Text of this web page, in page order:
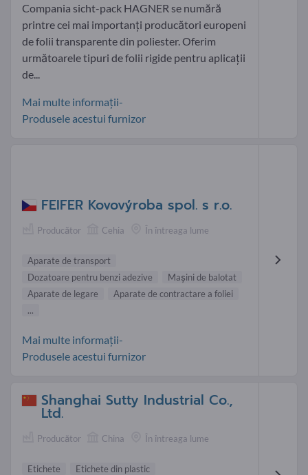
Compania sicht-pack HAGNER se numără
printre cei mai importanți producători europeni
de folii transparente din poliester. Oferim
următoarele tipuri de folii rigide pentru aplicații
de...
Mai multe informații-
Produsele acestui furnizor
FEIFER Kovovýroba spol. s r.o.
Producător Cehia În întreaga lume
Aparate de transport
Dozatoare pentru benzi adezive
Maşini de balotat
Aparate de legare
Aparate de contractare a foliei
...
Mai multe informații-
Produsele acestui furnizor
Shanghai Sutty Industrial Co.,
Ltd.
Producător China În întreaga lume
Etichete
Etichete din plastic